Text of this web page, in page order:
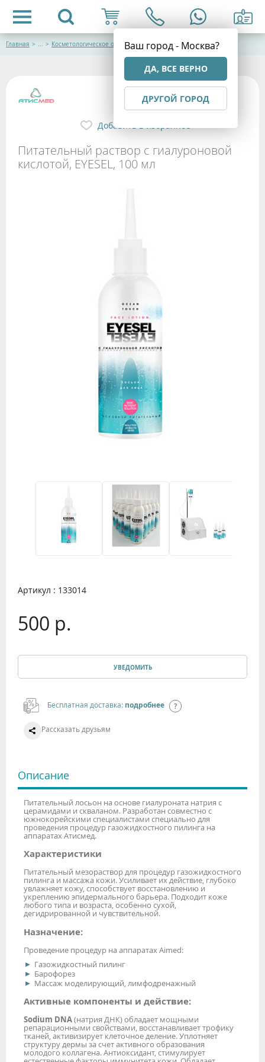
Ваш город - Москва?
ДА, ВСЕ ВЕРНО
ДРУГОЙ ГОРОД
Главная > ... > Косметологическое оборудование
Питательный раствор с гиалуроновой
кислотой, EYESEL, 100 мл
Добавить в избранное
Артикул : 133014
500 р.
УВЕДОМИТЬ
Бесплатная доставка: подробнее
Рассказать друзьям
Описание
Питательный лосьон на основе гиалуроната натрия с
церамидами и скваланом. Разработан совместно с
южнокорейскими специалистами специально для
проведения процедур газожидкостного пилинга на
аппаратах Атисмед.
Характеристики
Питательный мезораствор для процедур газожидкостного
пилинга и массажа кожи. Усиливает их действие, глубоко
увлажняет кожу, способствует восстановлению и
укреплению эпидермального барьера. Подходит коже
любого типа и возраста, особенно сухой,
дегидрированной и чувствительной.
Назначение:
Проведение процедур на аппаратах Aimed:
Газожидкостный пилинг
Барофорез
Массаж моделирующий, лимфодренажный
Активные компоненты и действие:
Sodium DNA(натрия ДНК) обладает мощными
репарационными свойствами, восстанавливает трофику
тканей, активизирует клеточное деление. Уплотняет
структуру дермы за счет активного образования
молодого коллагена. Антиоксидант, стимулирует